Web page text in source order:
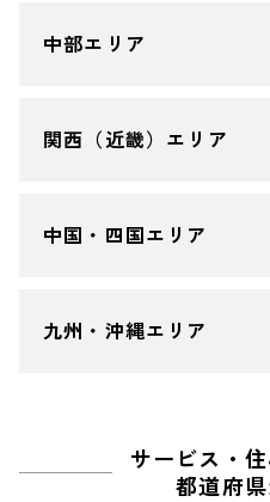
中部エリア
関西（近畿）エリア
中国・四国エリア
九州・沖縄エリア
サービス・
都道府